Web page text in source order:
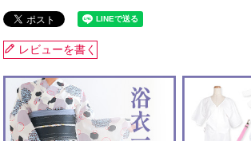
レビューを書く